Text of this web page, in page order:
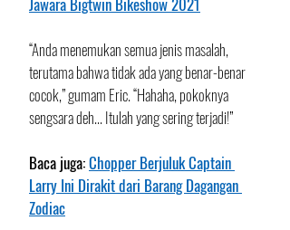
“Anda menemukan semua jenis masalah,
terutama bahwa tidak ada yang benar-benar
cocok,” gumam Eric. “Hahaha, pokoknya
sengsara deh... Itulah yang sering terjadi!”
Baca juga: Chopper Berjuluk Captain
Larry Ini Dirakit dari Barang Dagangan
Zodiac